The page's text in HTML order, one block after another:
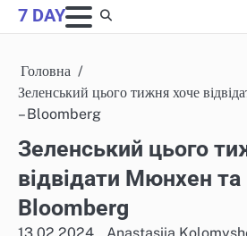
Skip
to
7 DAY
Головна
Зеленський цього тижня хоче
– Bloomberg
Зеленський цього
відвідати Мюнхен
Bloomberg